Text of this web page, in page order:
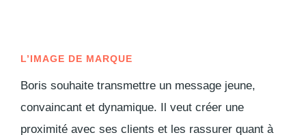
L’IMAGE DE MARQUE
Boris souhaite transmettre un message jeune,
convaincant et dynamique. Il veut créer une
proximité avec ses clients et les rassurer quant à